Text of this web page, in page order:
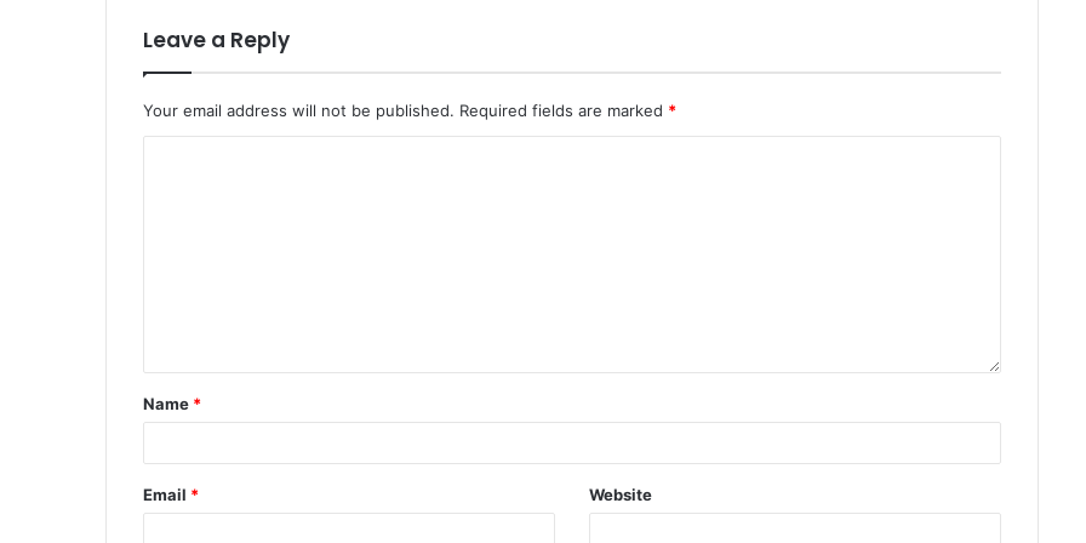
Leave a Reply
Your email address will not be published. Required fields are marked *
Name *
Email * Website